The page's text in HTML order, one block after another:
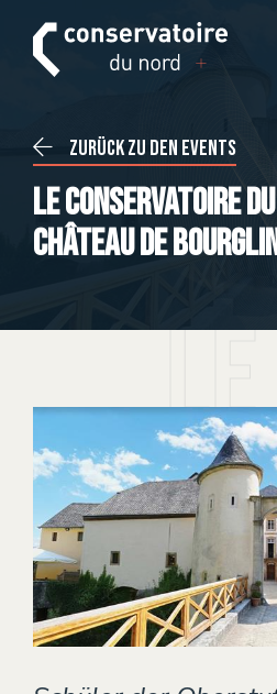
News
CONSERVATOIRE DU
KURSE
Musik
Tanz
Theater
VERANSTALTUNGEN
KONTAKT
DE EN
Zurück zu den Events
Le Conservatoire
Château de